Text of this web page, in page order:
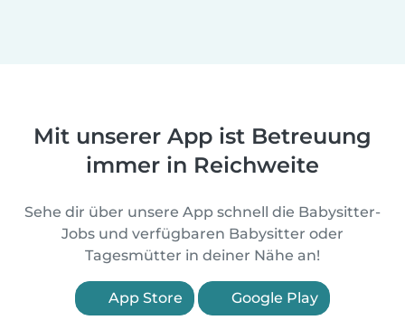
Mit unserer App ist Betreuung
immer in Reichweite
Sehe dir über unsere App schnell die Babysitter-
Jobs und verfügbaren Babysitter oder
Tagesmütter in deiner Nähe an!
App Store Google Play